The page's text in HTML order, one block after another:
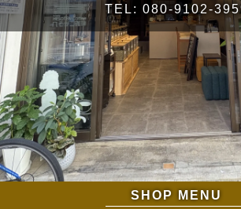
TEL: 080-9102-
SHOP MENU